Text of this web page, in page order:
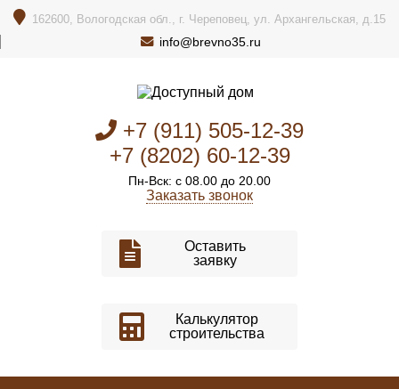
162600, Вологодская обл., г. Череповец, ул. Архангельская, д.15
info@brevno35.ru
+7 (911) 505-12-39
+7 (8202) 60-12-39
Пн-Вск: с 08.00 до 20.00
Заказать звонок
Оставить
заявку
Калькулятор
строительства